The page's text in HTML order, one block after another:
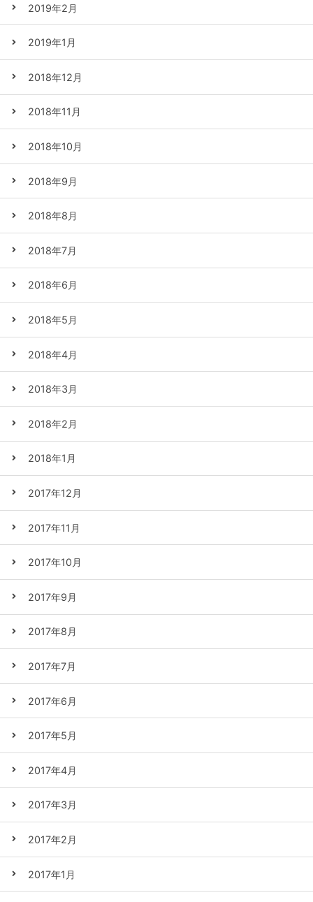
2019年2月
2019年1月
2018年12月
2018年11月
2018年10月
2018年9月
2018年8月
2018年7月
2018年6月
2018年5月
2018年4月
2018年3月
2018年2月
2018年1月
2017年12月
2017年11月
2017年10月
2017年9月
2017年8月
2017年7月
2017年6月
2017年5月
2017年4月
2017年3月
2017年2月
2017年1月